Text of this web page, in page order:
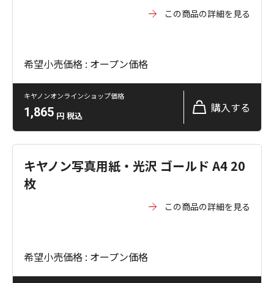
この商品の詳細を見る
希望小売価格 : オープン価格
キヤノンオンラインショップ価格
1,865 円 税込
購入する
キヤノン写真用紙・光沢 ゴールド A4 20
枚
この商品の詳細を見る
希望小売価格 : オープン価格